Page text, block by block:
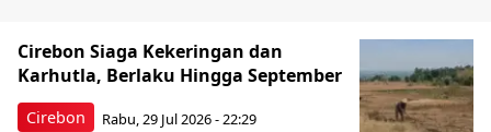
Cirebon
Cirebon Siaga Kekeringan dan
Karhutla, Berlaku Hingga September
Rabu, 29 Jul 2026 - 22:29